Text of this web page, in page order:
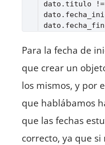
dato.titulo !=
Para la fecha de
que crear un
los mismos, y por
que hablábamos
que las fechas
correcto, ya que